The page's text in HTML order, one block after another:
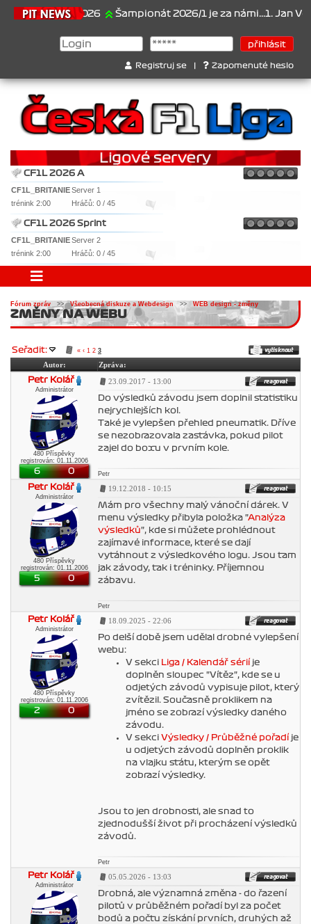
21.6.2026 Šampionát 2026/1 je za námi...1. Jan
Registruj se Zapomenuté heslo
CF1L 2026 A
CF1L_BRITANIEServer 1
trénink 2:00
Hráčů: 0 / 45
CF1L 2026 Sprint
CF1L_BRITANIEServer 2
trénink 2:00
Hráčů: 0 / 45
Fórum zpráv >>Všeobecná diskuze a Webdesign >> WEB design - změny
ZMĚNY NA WEBU
Seřadit: « ‹ 1 2 3
Autor:
Zpráva:
Petr Kolář
Administrátor
480 Příspěvky
registrován: 01.11.2006
6 0
23.09.2017 - 13:00
Do výsledků závodu jsem doplnil statistiku
nejrychlejších kol.
Také je vylepšen přehled pneumatik. Dříve
se nezobrazovala zastávka, pokud pilot
zajel do boxu v prvním kole.
Petr
Petr Kolář
Administrátor
480 Příspěvky
registrován: 01.11.2006
5 0
19.12.2018 - 10:15
Mám pro všechny malý vánoční dárek. V
menu výsledky přibyla položka "Analýza
výsledků", kde si můžete prohlédnout
zajímavé informace, které se dají
vytáhnout z výsledkového logu. Jsou tam
jak závody, tak i tréninky. Příjemnou
zábavu.
Petr
Petr Kolář
Administrátor
480 Příspěvky
registrován: 01.11.2006
2 0
18.09.2025 - 22:06
Po delší době jsem udělal drobné vylepšení
webu:
V sekci Liga / Kalendář sérií je
doplněn sloupec "Vítěz", kde se u
odjetých závodů vypisuje pilot, který
zvítězil. Současně proklikem na
jméno se zobrazí výsledky daného
závodu.
V sekci Výsledky / Průběžné pořadí je
u odjetých závodů doplněn proklik
na vlajku státu, kterým se opět
zobrazí výsledky.
Jsou to jen drobnosti, ale snad to
zjednodušší život při procházení výsledků
závodů.
Petr
Petr Kolář
Administrátor
05.05.2026 - 13:03
Drobná, ale významná změna - do řazení
pilotů v průběžném pořadí byl za počet
bodů a počtu získání prvních, druhých až